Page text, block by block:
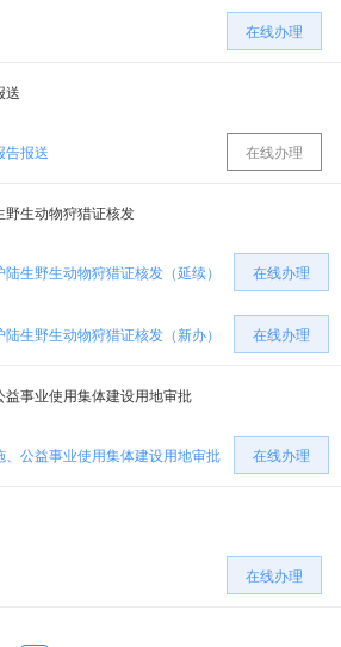
精河县民政局
会
精河县卫生和健康委员会
在线办理
送
告报送 在线办理
生动物狩猎证核发
生野生动物狩猎证核发（延续） 在线办理
生野生动物狩猎证核发（新办） 在线办理
益事业使用集体建设用地审批
、公益事业使用集体建设用地审批 在线办理
在线办理